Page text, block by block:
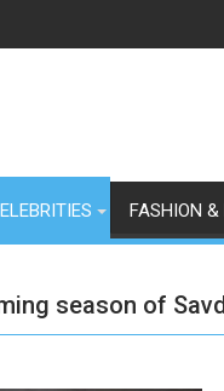
FASHION &
season of